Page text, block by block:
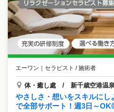
エーワン セラピスト / 施術者
体・癒し處 / 新千歳空港温泉
やさしさ・想いをスキルに
で全部サポート！週3日～